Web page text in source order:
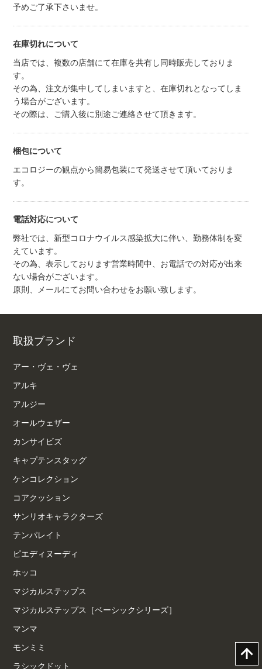
予めご了承下さいませ。
在庫切れについて
当店では、複数の店舗にて在庫を共有し同時販売しておりま
す。
その為、注文が集中してしまいますと、在庫切れとなってしま
う場合がございます。
その際は、ご購入後に別途ご連絡させて頂きます。
梱包について
エコロジーの観点から簡易包装にて発送させて頂いておりま
す。
電話対応について
弊社では、新型コロナウイルス感染拡大に伴い、勤務体制を変
えています。
その為、表示しております営業時間中、お電話での対応が出来
ない場合がございます。
原則、メールにてお問い合わせをお願い致します。
取扱ブランド
アー・ヴェ・ヴェ
アルキ
アルジー
オールウェザー
カンサイビズ
キャプテンスタッグ
ケンコレクション
コアクッション
サンリオキャラクターズ
テンパレイト
ピエディヌーディ
ホッコ
マジカルステップス
マジカルステップス［ベーシックシリーズ］
マンマ
モンミミ
ラシックドット